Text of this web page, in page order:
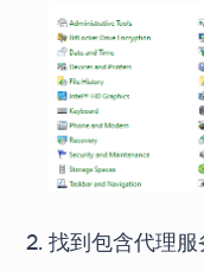
找到包含代理服